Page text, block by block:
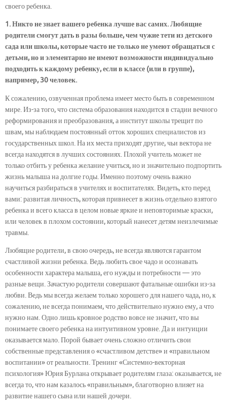
своего ребенка.
1. Никто не знает вашего ребенка лучше вас самих. Любящие
родители смогут дать в разы больше, чем чужие тети из детского
сада или школы, которые часто не только не умеют обращаться с
детьми, но и элементарно не имеют возможности индивидуально
подходить к каждому ребенку, если в классе (или в группе),
например, 30 человек.
К сожалению, озвученная проблема имеет место быть в современном
мире. Из-за того, что система образования находится в стадии вечного
реформирования и преобразования, а институт школы трещит по
швам, мы наблюдаем постоянный отток хороших специалистов из
государственных школ. На их места приходят другие, чьи вектора не
всегда находятся в лучших состояниях. Плохой учитель может не
только отбить у ребенка желание учиться, но и значительно подпортить
жизнь малыша на долгие годы. Именно поэтому очень важно
научиться разбираться в учителях и воспитателях. Видеть, кто перед
вами: развитая личность, которая привнесет в жизнь отдельно взятого
ребенка и всего класса в целом новые яркие и неповторимые краски,
или человек в плохом состоянии, который нанесет детям неизлечимые
травмы.
Любящие родители, в свою очередь, не всегда являются гарантом
счастливой жизни ребенка. Ведь любить свое чадо и осознавать
особенности характера малыша, его нужды и потребности — это
разные вещи. Зачастую родители совершают фатальные ошибки из-за
любви. Ведь мы всегда желаем только хорошего для нашего чада, но, к
сожалению, не всегда понимаем, что действительно нужно ему, а что
нужно нам. Одно лишь кровное родство вовсе не значит, что вы
понимаете своего ребенка на интуитивном уровне. Да и интуиции
оказывается мало. Порой бывает очень сложно отличить свои
собственные представления о «счастливом детстве» и «правильном
воспитании» от реальности. Тренинг «Системно-векторная
психология» Юрия Бурлана открывает родителям глаза: оказывается, не
всегда то, что нам казалось «правильным», благотворно влияет на
развитие нашего сына или нашей дочери.